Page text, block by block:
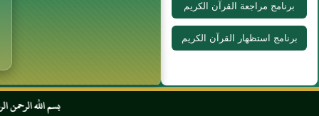
برنامج مراجعة القرآن الكريم
برنامج استظهار القرآن الكريم
بسم الله الرحمن الرحيم